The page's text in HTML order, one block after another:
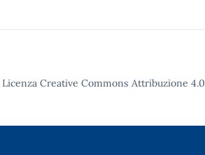
Licenza Creative Commons Attribuzione 4.0